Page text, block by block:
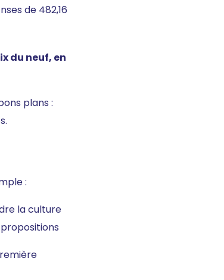
de 482,16
du neuf, en
plans :
:
la culture